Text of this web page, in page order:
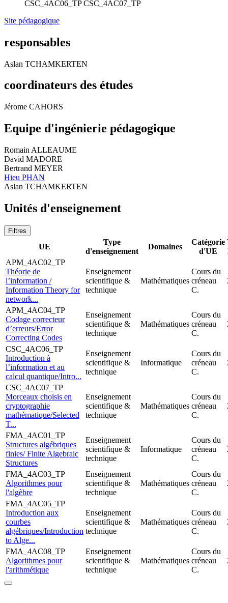
CSC_4AC06_TP CSC_4AC07_TP
Site pédagogique
responsables
Aslan TCHAMKERTEN
coordinateurs des études
Jérome CAHORS
Equipe d'ingénierie pédagogique
Romain ALLEAUME
David MADORE
Bertrand MEYER
Hieu PHAN
Aslan TCHAMKERTEN
Unités d'enseignement
Filtres
UE
Type
d'enseignement
Domaines
Catégorie
d'UE
APM_4AC02_TP
Théorie de
l’information /
Information Theory for
network...
Enseignement
scientifique &
technique
Mathématiques
Cours du
créneau
C.
APM_4AC04_TP
Codage correcteur
d’erreurs/Error
Correcting Codes
Enseignement
scientifique &
technique
Mathématiques
Cours du
créneau
C.
CSC_4AC06_TP
Introduction à
l’information et au
calcul quantique/Intro...
Enseignement
scientifique &
technique
Informatique
Cours du
créneau
C.
CSC_4AC07_TP
Morceaux choisis en
cryptographie
mathématique/Selected
T...
Enseignement
scientifique &
technique
Mathématiques
Cours du
créneau
C.
FMA_4AC01_TP
Structures algébriques
finies/ Finite Algebraic
Structures
Enseignement
scientifique &
technique
Informatique
Cours du
créneau
C.
FMA_4AC03_TP
Algorithmes pour
l'algèbre
Enseignement
scientifique &
technique
Mathématiques
Cours du
créneau
C.
FMA_4AC05_TP
Introduction aux
courbes
algébriques/Introduction
to Alge...
Enseignement
scientifique &
technique
Mathématiques
Cours du
créneau
C.
FMA_4AC08_TP
Algorithmes pour
l'arithmétique
Enseignement
scientifique &
technique
Mathématiques
Cours du
créneau
C.